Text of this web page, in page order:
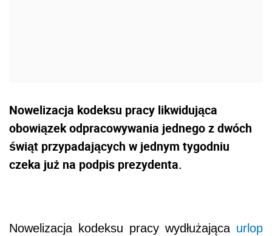
Nowelizacja kodeksu pracy likwidująca
obowiązek odpracowywania jednego z dwóch
świąt przypadających w jednym tygodniu
czeka już na podpis prezydenta.
Nowelizacja kodeksu pracy wydłużająca urlop